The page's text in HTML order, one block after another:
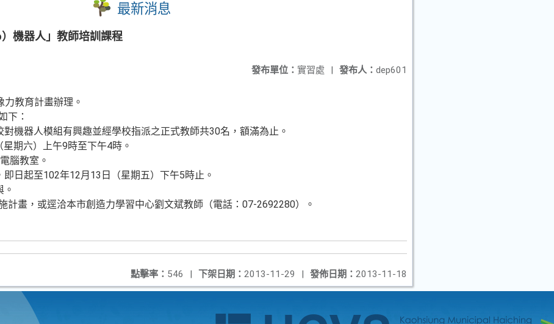
最新消息
機器人」教師培訓課程
發布人： dep601
發布單位： 實習處 |
教育計畫辦理。
下：
機器人模組有興趣並經學校指派之正式教師共30名，額滿為止。
期六）上午9時至下午4時。
腦教室。
日起至102年12月13日（星期五）下午5時止。
計畫，或逕洽本市創造力學習中心劉文斌教師（電話：07-2692280）。
發佈日期： 2013-11-18
下架日期： 2013-11-29 |
點擊率： 546 |